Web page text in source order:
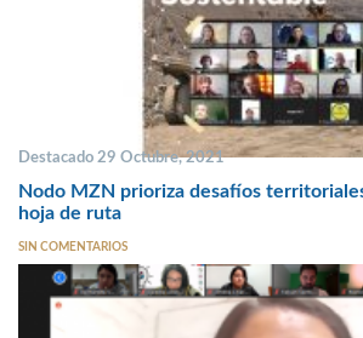
Destacado 29 Octubre, 2021
Nodo MZN prioriza desafíos
hoja de ruta
SIN COMENTARIOS